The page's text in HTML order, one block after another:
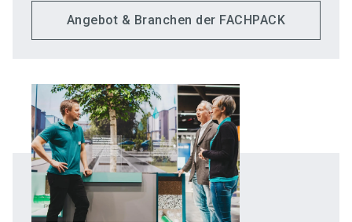
Angebot & Branchen der FACHPACK